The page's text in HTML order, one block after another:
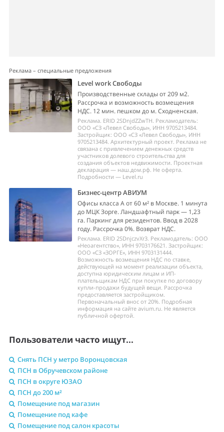
Реклама – специальные предложения
Level work Свободы
Производственные склады от 209 м2.
Рассрочка и возможность возмещения
НДС. 12 мин. пешком до м. Сходненская.
Реклама. ERID 2SDnjdZZwTH. Рекламодатель:
ООО «СЗ «Левел Свободы», ИНН 9705213484.
Застройщик: ООО «СЗ «Левел Свободы», ИНН
9705213484. Архитектурный проект. Реклама не
связана с привлечением денежных средств
участников долевого строительства для
создания объектов недвижимости. Проектная
декларация — наш.дом.рф. Не оферта.
Подробности — Level.ru
Бизнес-центр АВИУМ
Офисы класса А от 60 м² в Москве. 1 минута
до МЦК Зорге. Ландшафтный парк — 1,23
га. Паркинг для резидентов. Ввод в 2028
году. Рассрочка 0%. Возврат НДС.
Реклама. ERID 2SDnjczvXr3. Рекламодатель: ООО
«Неоагентство», ИНН 9703176621. Застройщик:
ООО «СЗ «ЗОРГЕ», ИНН 9703131444.
Возможность возмещения НДС по ставке,
действующей на момент реализации объекта,
доступна юридическим лицам и ИП-
плательщикам НДС при покупке по договору
купли-продажи будущей вещи. Рассрочка
предоставляется застройщиком.
Первоначальный внос от 20%. Подробная
информация на сайте avium.ru. Не является
публичной офертой.
Пользователи часто ищут...
Снять ПСН у метро Воронцовская
ПСН в Обручевском районе
ПСН в округе ЮЗАО
ПСН до 200 м²
Помещение под магазин
Помещение под кафе
Помещение под салон красоты